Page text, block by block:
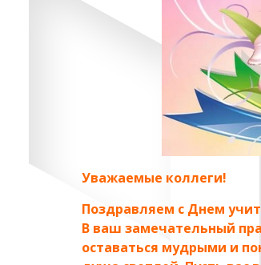
Уважаемые коллеги!
Поздравляем с Днем
В ваш замечательный
оставаться мудрыми и